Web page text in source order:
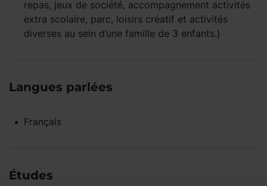
repas, jeux de société, accompagnement activités
extra scolaire, parc, loisirs créatif et activités
diverses au sein d’une famille de 3 enfants.)
Langues parlées
Français
Études